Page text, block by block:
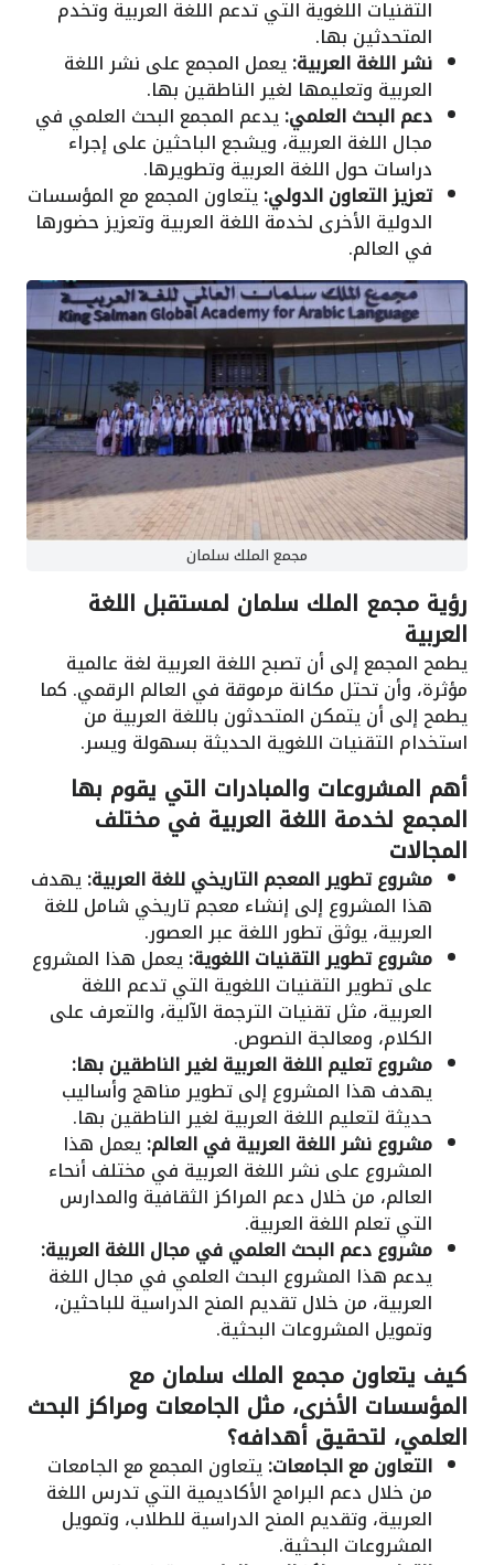
التقنيات اللغوية التي تدعم اللغة العربية وتخدم
المتحدثين بها.
نشر اللغة العربية:يعمل المجمع على نشر اللغة
العربية وتعليمها لغير الناطقين بها.
دعم البحث العلمي:يدعم المجمع البحث العلمي في
مجال اللغة العربية، ويشجع الباحثين على إجراء
دراسات حول اللغة العربية وتطويرها.
تعزيز التعاون الدولي:يتعاون المجمع مع المؤسسات
الدولية الأخرى لخدمة اللغة العربية وتعزيز حضورها
في العالم.
مجمع الملك سلمان
رؤية مجمع الملك سلمان لمستقبل اللغة
العربية
يطمح المجمع إلى أن تصبح اللغة العربية لغة عالمية
مؤثرة، وأن تحتل مكانة مرموقة في العالم الرقمي. كما
يطمح إلى أن يتمكن المتحدثون باللغة العربية من
استخدام التقنيات اللغوية الحديثة بسهولة ويسر.
أهم المشروعات والمبادرات التي يقوم بها
المجمع لخدمة اللغة العربية في مختلف
المجالات
مشروع تطوير المعجم التاريخي للغة العربية:يهدف
هذا المشروع إلى إنشاء معجم تاريخي شامل للغة
العربية، يوثق تطور اللغة عبر العصور.
مشروع تطوير التقنيات اللغوية:يعمل هذا المشروع
على تطوير التقنيات اللغوية التي تدعم اللغة
العربية، مثل تقنيات الترجمة الآلية، والتعرف على
الكلام، ومعالجة النصوص.
مشروع تعليم اللغة العربية لغير الناطقين بها:
يهدف هذا المشروع إلى تطوير مناهج وأساليب
حديثة لتعليم اللغة العربية لغير الناطقين بها.
مشروع نشر اللغة العربية في العالم:يعمل هذا
المشروع على نشر اللغة العربية في مختلف أنحاء
العالم، من خلال دعم المراكز الثقافية والمدارس
التي تعلم اللغة العربية.
مشروع دعم البحث العلمي في مجال اللغة العربية:
يدعم هذا المشروع البحث العلمي في مجال اللغة
العربية، من خلال تقديم المنح الدراسية للباحثين،
وتمويل المشروعات البحثية.
كيف يتعاون مجمع الملك سلمان مع
المؤسسات الأخرى، مثل الجامعات ومراكز البحث
العلمي، لتحقيق أهدافه؟
التعاون مع الجامعات:يتعاون المجمع مع الجامعات
من خلال دعم البرامج الأكاديمية التي تدرس اللغة
العربية، وتقديم المنح الدراسية للطلاب، وتمويل
المشروعات البحثية.